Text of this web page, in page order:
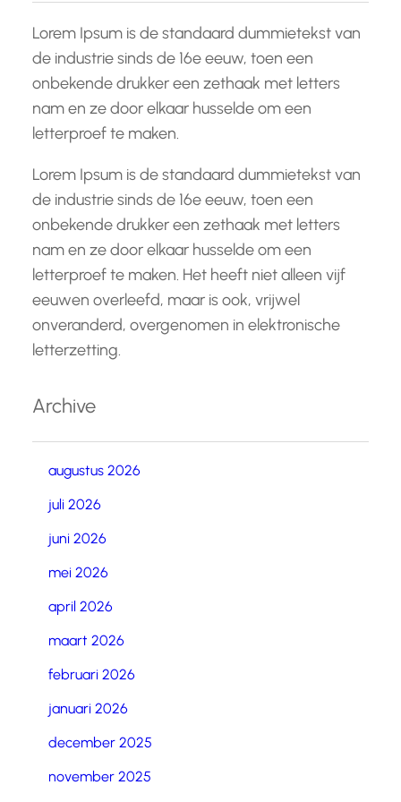
Lorem Ipsum is de standaard dummietekst van
de industrie sinds de 16e eeuw, toen een
onbekende drukker een zethaak met letters
nam en ze door elkaar husselde om een
letterproef te maken.
Lorem Ipsum is de standaard dummietekst van
de industrie sinds de 16e eeuw, toen een
onbekende drukker een zethaak met letters
nam en ze door elkaar husselde om een
letterproef te maken. Het heeft niet alleen vijf
eeuwen overleefd, maar is ook, vrijwel
onveranderd, overgenomen in elektronische
letterzetting.
Archive
augustus 2026
juli 2026
juni 2026
mei 2026
april 2026
maart 2026
februari 2026
januari 2026
december 2025
november 2025